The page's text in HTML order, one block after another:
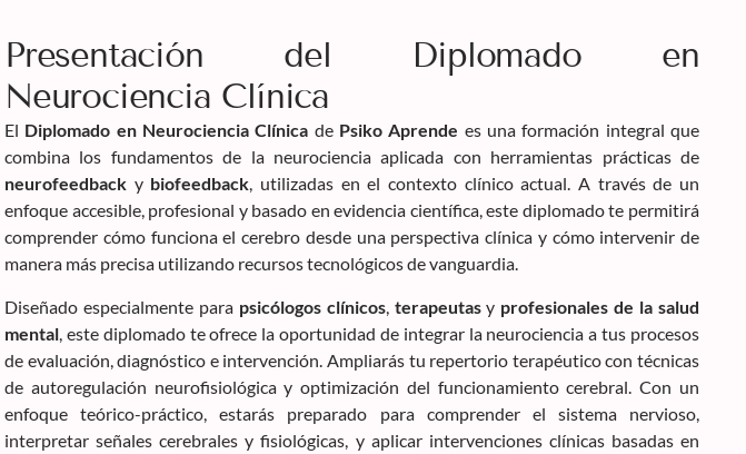
Presentación del Diplomado en
Neurociencia Clínica
El Diplomado en Neurociencia Clínica de Psiko Aprende es una formación integral que
combina los fundamentos de la neurociencia aplicada con herramientas prácticas de
neurofeedback y biofeedback, utilizadas en el contexto clínico actual. A través de un
enfoque accesible, profesional y basado en evidencia científica, este diplomado te permitirá
comprender cómo funciona el cerebro desde una perspectiva clínica y cómo intervenir de
manera más precisa utilizando recursos tecnológicos de vanguardia.
Diseñado especialmente para psicólogos clínicos, terapeutasy profesionales de la salud
mental , este diplomado te ofrece la oportunidad de integrar la neurociencia a tus procesos
de evaluación, diagnóstico e intervención. Ampliarás tu repertorio terapéutico con técnicas
de autoregulación neurofisiológica y optimización del funcionamiento cerebral. Con un
enfoque teórico-práctico, estarás preparado para comprender el sistema nervioso,
interpretar señales cerebrales y fisiológicas, y aplicar intervenciones clínicas basadas en